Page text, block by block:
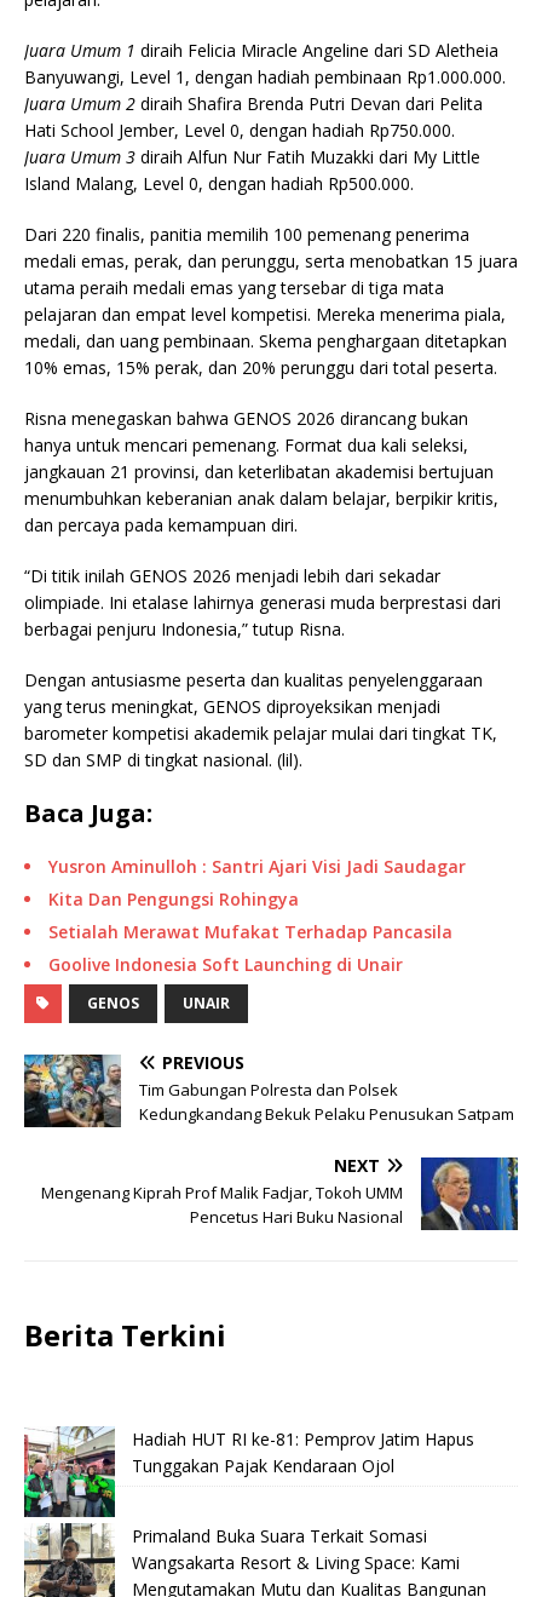
Juara Umum 1 diraih Felicia Miracle Angeline dari SD Aletheia
Banyuwangi, Level 1, dengan hadiah pembinaan Rp1.000.000.
Juara Umum 2 diraih Shafira Brenda Putri Devan dari Pelita
Hati School Jember, Level 0, dengan hadiah Rp750.000.
Juara Umum 3 diraih Alfun Nur Fatih Muzakki dari My Little
Island Malang, Level 0, dengan hadiah Rp500.000.
Dari 220 finalis, panitia memilih 100 pemenang penerima
medali emas, perak, dan perunggu, serta menobatkan 15 juara
utama peraih medali emas yang tersebar di tiga mata
pelajaran dan empat level kompetisi. Mereka menerima piala,
medali, dan uang pembinaan. Skema penghargaan ditetapkan
10% emas, 15% perak, dan 20% perunggu dari total peserta.
Risna menegaskan bahwa GENOS 2026 dirancang bukan
hanya untuk mencari pemenang. Format dua kali seleksi,
jangkauan 21 provinsi, dan keterlibatan akademisi bertujuan
menumbuhkan keberanian anak dalam belajar, berpikir kritis,
dan percaya pada kemampuan diri.
“Di titik inilah GENOS 2026 menjadi lebih dari sekadar
olimpiade. Ini etalase lahirnya generasi muda berprestasi dari
berbagai penjuru Indonesia,” tutup Risna.
Dengan antusiasme peserta dan kualitas penyelenggaraan
yang terus meningkat, GENOS diproyeksikan menjadi
barometer kompetisi akademik pelajar mulai dari tingkat TK,
SD dan SMP di tingkat nasional. (lil).
Baca Juga:
Yusron Aminulloh : Santri Ajari Visi Jadi Saudagar
Kita Dan Pengungsi Rohingya
Setialah Merawat Mufakat Terhadap Pancasila
Goolive Indonesia Soft Launching di Unair
GENOS UNAIR
PREVIOUS
Tim Gabungan Polresta dan Polsek
Kedungkandang Bekuk Pelaku Penusukan Satpam
NEXT
Mengenang Kiprah Prof Malik Fadjar, Tokoh UMM
Pencetus Hari Buku Nasional
Berita Terkini
Hadiah HUT RI ke-81: Pemprov Jatim Hapus
Tunggakan Pajak Kendaraan Ojol
Primaland Buka Suara Terkait Somasi
Wangsakarta Resort & Living Space: Kami
Mengutamakan Mutu dan Kualitas Bangunan